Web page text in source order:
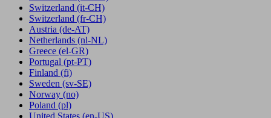
Switzerland (it-CH)
Switzerland (fr-CH)
Austria (de-AT)
Netherlands (nl-NL)
Greece (el-GR)
Portugal (pt-PT)
Finland (fi)
Sweden (sv-SE)
Norway (no)
Poland (pl)